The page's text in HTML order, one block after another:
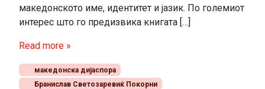
македонското име, идентитет и јазик. По големиот
интерес што го предизвика книгата […]
Read more »
македонска дијаспора
Бранислав Светозаревиќ Покорни